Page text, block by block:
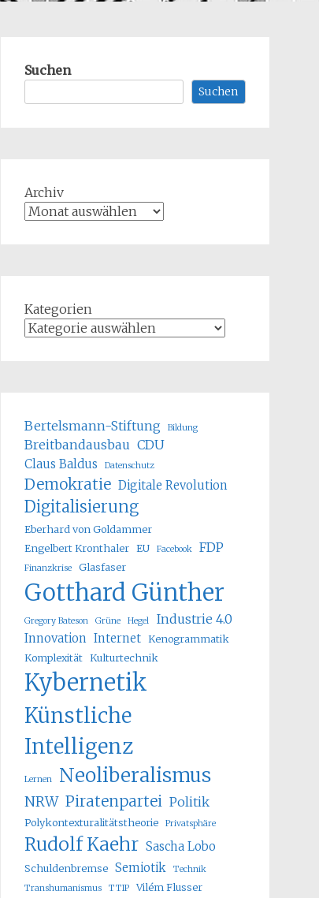
Suchen
Suchen
Archiv
Kategorien
Bertelsmann-Stiftung Bildung
Breitbandausbau CDU
Claus Baldus Datenschutz
Demokratie Digitale Revolution
Digitalisierung
Eberhard von Goldammer
Engelbert Kronthaler EU Facebook FDP
Finanzkrise Glasfaser
Gotthard Günther
Gregory Bateson Grüne Hegel Industrie 4.0
Innovation Internet Kenogrammatik
Komplexität Kulturtechnik
Kybernetik
Künstliche
Intelligenz
Lernen Neoliberalismus
NRW Piratenpartei Politik
Polykontexturalitätstheorie Privatsphäre
Rudolf Kaehr Sascha Lobo
Schuldenbremse Semiotik
Technik
Transhumanismus
TTIP
Vilém Flusser